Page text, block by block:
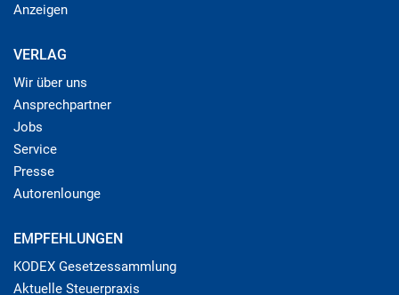
Anzeigen
VERLAG
Wir über uns
Ansprechpartner
Jobs
Service
Presse
Autorenlounge
EMPFEHLUNGEN
KODEX Gesetzessammlung
Aktuelle Steuerpraxis